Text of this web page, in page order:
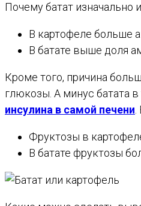
Почему батат изначально
В картофеле больше
В батате выше доля
Кроме того, причина
глюкозы. А минус батата
инсулина в самой печени
Фруктозы в
В батате фруктозы